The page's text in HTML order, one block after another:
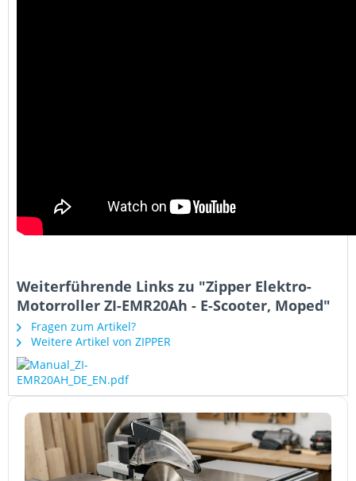
Weiterführende Links zu "Zipper Elektro-
Motorroller ZI-EMR20Ah - E-Scooter, Moped"
Fragen zum Artikel?
Weitere Artikel von ZIPPER